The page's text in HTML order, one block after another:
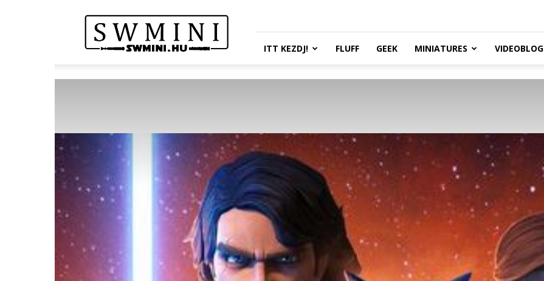
Wars
Miniatures
Portál
ITT KEZDJ! FLUFF GEEK MINIATURES VIDEOBLOG